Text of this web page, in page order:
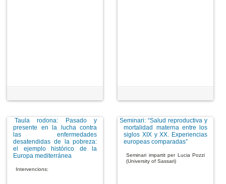
Taula rodona: Pasado y
presente en la lucha contra
las enfermedades
desatendidas de la pobreza:
el ejemplo histórico de la
Europa mediterránea
Intervencions:
Seminari: “Salud reproductiva y
mortalidad materna entre los
siglos XIX y XX. Experiencias
europeas comparadas”
Seminari impartit per Lucia Pozzi
(University of Sassari)